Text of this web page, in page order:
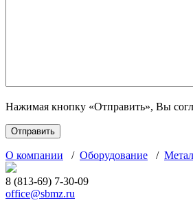
Нажимая кнопку «Отправить», Вы
О компании / Оборудование /
8 (813-69) 7-30-09
office@sbmz.ru